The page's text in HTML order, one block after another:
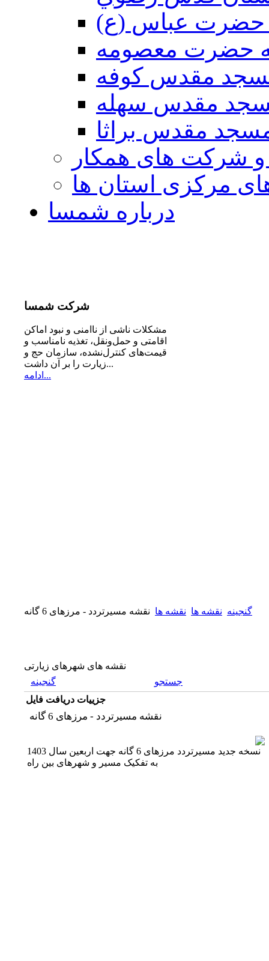
حضرت عباس (ع)
حضرت معصومه
مقدس كوفه
مقدس سهله
مقدس براثا
و شرکت های همکار
مرکزی استان ها
درباره شمسا
شرکت شمسا
مشكلات ناشی از ناامنی و نبود اماكن
اقامتی و حمل‌ونقل، تغذیه‌ نامناسب و
قیمت‌های كنترل‌نشده، سازمان حج و
زیارت را بر آن داشت...
ادامه...
گنجینه نقشه ها نقشه ها نقشه مسیرتردد - مرزهای 6 گانه
نقشه های شهرهای زیارتی
گنجینه
جستجو
جزییات دریافت فایل
نسخه جدید مسیرتردد مرزهای 6 گانه جهت اربعین سال 1403
به تفکیک مسیر و شهرهای بین راه